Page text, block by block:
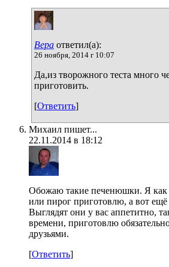
Вера ответил(а):
26 ноября, 2014 г 10:07
Да,из творожного теста много
приготовить.
[Ответить]
Михаил пишет...
22.11.2014 в 18:12
Обожаю такие печенюшки. Я как
или пирог приготовлю, а вот ещё
Выглядят они у вас аппетитно,
времени, приготовлю
друзьями.
[Ответить]